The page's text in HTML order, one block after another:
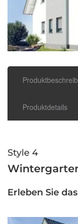
Produktdetails
Style 4
Erleben Sie